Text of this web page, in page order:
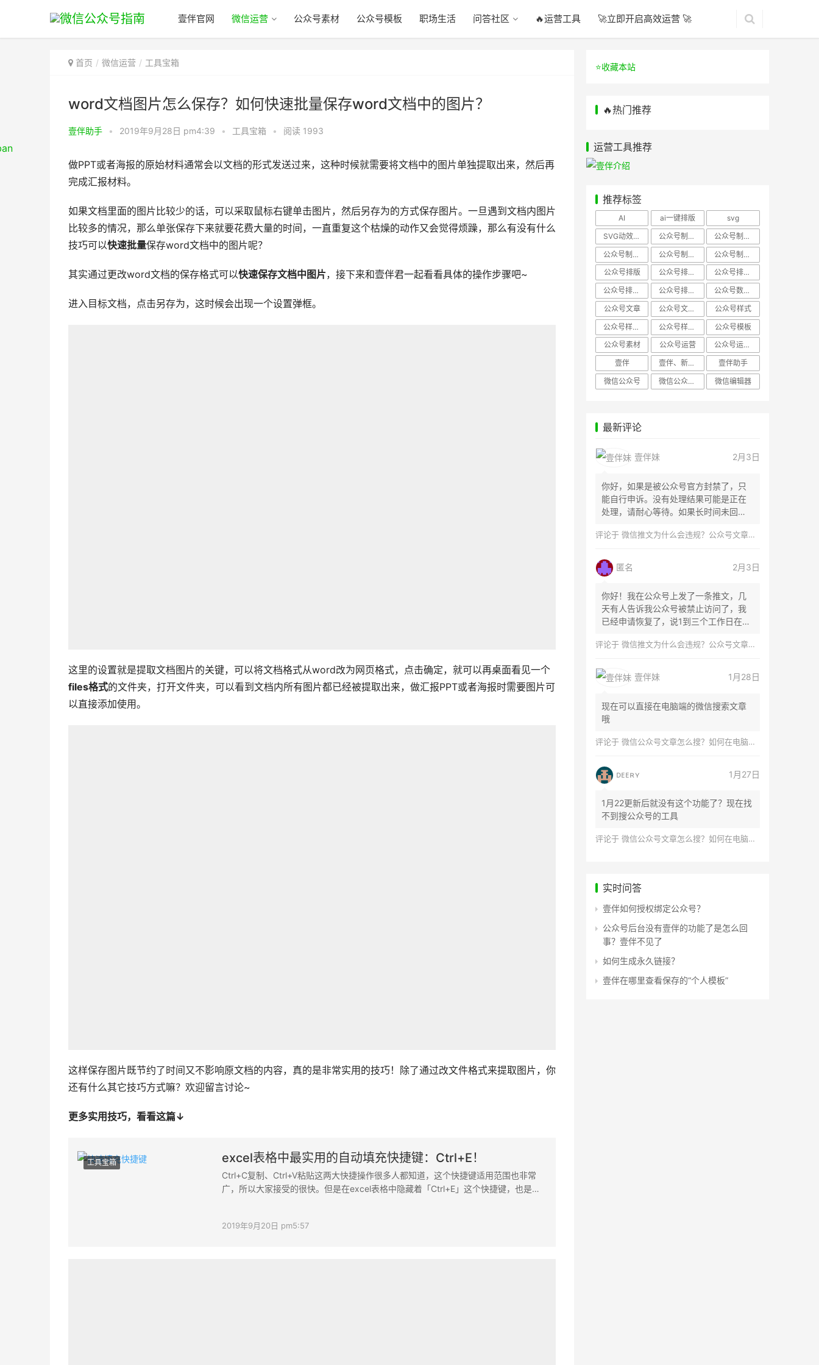
壹伴官网 微信运营 公众号素材 公众号模板 职场生活 问答社区 🔥运营工具 🚀立即开启高效运营 🚀
首页 微信运营 工具宝箱
word文档图片怎么保存？如何快速批量保存word文档中的图片？
壹伴助手 • 2019年9月28日 pm4:39 • 工具宝箱 • 阅读 1993
做PPT或者海报的原始材料通常会以文档的形式发送过来，这种时候就需要将文档中的图片单独提取出来，然后再
完成汇报材料。
如果文档里面的图片比较少的话，可以采取鼠标右键单击图片，然后另存为的方式保存图片。一旦遇到文档内图片
比较多的情况，那么单张保存下来就要花费大量的时间，一直重复这个枯燥的动作又会觉得烦躁，那么有没有什么
技巧可以快速批量保存word文档中的图片呢？
其实通过更改word文档的保存格式可以快速保存文档中图片，接下来和壹伴君一起看看具体的操作步骤吧~
进入目标文档，点击另存为，这时候会出现一个设置弹框。
这里的设置就是提取文档图片的关键，可以将文档格式从word改为网页格式，点击确定，就可以再桌面看见一个
files格式的文件夹，打开文件夹，可以看到文档内所有图片都已经被提取出来，做汇报PPT或者海报时需要图片可
以直接添加使用。
这样保存图片既节约了时间又不影响原文档的内容，真的是非常实用的技巧！除了通过改文件格式来提取图片，你
还有什么其它技巧方式嘛？欢迎留言讨论~
更多实用技巧，看看这篇↓
⭐️收藏本站
🔥热门推荐
运营工具推荐
推荐标签
AI ai一键排版
svg
SVG动效样式
公众号制作、公众号排版
公众号制作、公众号模板
公众号制作、微信编辑器
公众号制作，公众号排版
公众号制作，公众号排版、微信编辑器
公众号排版
公众号排版，公众号模板
公众号排版，公众号素材
公众号排版，微信编辑器
公众号排版，排版样式
公众号数据分析
公众号文章
公众号文章、公众号运营
公众号样式
公众号样式，微信公众号排版
公众号样式，微信编辑器
公众号模板
公众号素材
公众号运营
公众号运营，公众号编辑器
壹伴
壹伴、新媒体运营
壹伴助手
微信公众号
微信公众号，样式模板、公众号样式 微信编辑器
最新评论
壹伴妹 2月3日
你好，如果是被公众号官方封禁了，只
能自行申诉。没有处理结果可能是正在
处理，请耐心等待。如果长时间未回
评论于 微信推文为什么会违规？公众号文章怎么检测是否违规？
匿名 2月3日
你好！我在公众号上发了一条推文，几
天有人告诉我公众号被禁止访问了，我
已经申请恢复了，说1到三个工作日在微
评论于 微信推文为什么会违规？公众号文章怎么检测是否违规？
壹伴妹 1月28日
现在可以直接在电脑端的微信搜索文章
哦
评论于 微信公众号文章怎么搜？如何在电脑上搜索公众号文章？
ᴅᴇᴇʀʏ 1月27日
1月22更新后就没有这个功能了？现在找
不到搜公众号的工具
评论于 微信公众号文章怎么搜？如何在电脑上搜索公众号文章？
实时问答
壹伴如何授权绑定公众号？
公众号后台没有壹伴的功能了是怎么回
事？壹伴不见了
如何生成永久链接？
壹伴在哪里查看保存的“个人模板”